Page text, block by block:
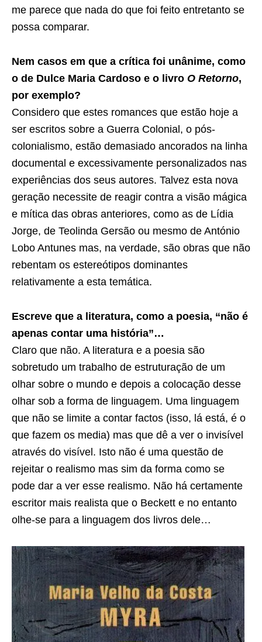
me parece que nada do que foi feito entretanto se
possa comparar.
Nem casos em que a crítica foi unânime, como
o de Dulce Maria Cardoso e o livro O Retorno,
por exemplo?
Considero que estes romances que estão hoje a
ser escritos sobre a Guerra Colonial, o pós-
colonialismo, estão demasiado ancorados na linha
documental e excessivamente personalizados nas
experiências dos seus autores. Talvez esta nova
geração necessite de reagir contra a visão mágica
e mítica das obras anteriores, como as de Lídia
Jorge, de Teolinda Gersão ou mesmo de António
Lobo Antunes mas, na verdade, são obras que não
rebentam os estereótipos dominantes
relativamente a esta temática.
Escreve que a literatura, como a poesia, “não é
apenas contar uma história”…
Claro que não. A literatura e a poesia são
sobretudo um trabalho de estruturação de um
olhar sobre o mundo e depois a colocação desse
olhar sob a forma de linguagem. Uma linguagem
que não se limite a contar factos (isso, lá está, é o
que fazem os media) mas que dê a ver o invisível
através do visível. Isto não é uma questão de
rejeitar o realismo mas sim da forma como se
pode dar a ver esse realismo. Não há certamente
escritor mais realista que o Beckett e no entanto
olhe-se para a linguagem dos livros dele…